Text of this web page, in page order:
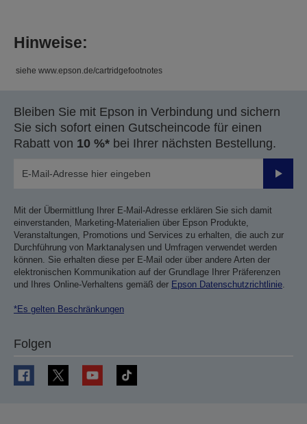
Hinweise:
siehe www.epson.de/cartridgefootnotes
Bleiben Sie mit Epson in Verbindung und sichern
Sie sich sofort einen Gutscheincode für einen
Rabatt von 10 %* bei Ihrer nächsten Bestellung.
Mit der Übermittlung Ihrer E-Mail-Adresse erklären Sie sich damit
einverstanden, Marketing-Materialien über Epson Produkte,
Veranstaltungen, Promotions und Services zu erhalten, die auch zur
Durchführung von Marktanalysen und Umfragen verwendet werden
können. Sie erhalten diese per E-Mail oder über andere Arten der
elektronischen Kommunikation auf der Grundlage Ihrer Präferenzen
und Ihres Online-Verhaltens gemäß der Epson Datenschutzrichtlinie
*Es gelten Beschränkungen
Folgen